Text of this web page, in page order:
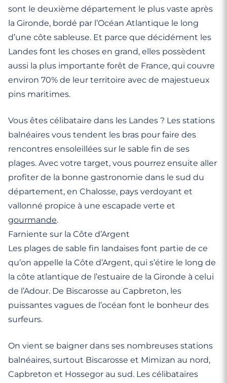
sont le deuxième département le plus vaste après
la Gironde, bordé par l’Océan Atlantique le long
d’une côte sableuse. Et parce que décidément les
Landes font les choses en grand, elles possèdent
aussi la plus importante forêt de France, qui couvre
environ 70% de leur territoire avec de majestueux
pins maritimes.
Vous êtes célibataire dans les Landes ? Les stations
balnéaires vous tendent les bras pour faire des
rencontres ensoleillées sur le sable fin de ses
plages. Avec votre target, vous pourrez ensuite aller
profiter de la bonne gastronomie dans le sud du
département, en Chalosse, pays verdoyant et
vallonné propice à une escapade verte et
gourmande.
Farniente sur la Côte d’Argent
Les plages de sable fin landaises font partie de ce
qu’on appelle la Côte d’Argent, qui s’étire le long de
la côte atlantique de l’estuaire de la Gironde à celui
de l’Adour. De Biscarosse au Capbreton, les
puissantes vagues de l’océan font le bonheur des
surfeurs.
On vient se baigner dans ses nombreuses stations
balnéaires, surtout Biscarosse et Mimizan au nord,
Capbreton et Hossegor au sud. Les célibataires